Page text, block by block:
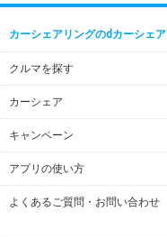
カーシェアリングのdカーシェア
クルマを探す
カーシェア
キャンペーン
アプリの使い方
よくあるご質問・お問い合わせ